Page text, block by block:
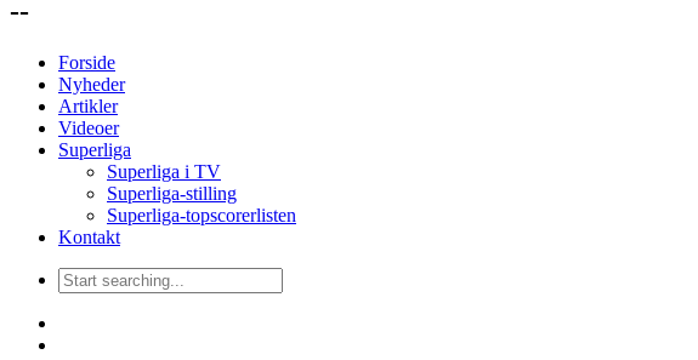
--
Forside
Nyheder
Artikler
Videoer
Superliga
Superliga i TV
Superliga-stilling
Superliga-topscorerlisten
Kontakt